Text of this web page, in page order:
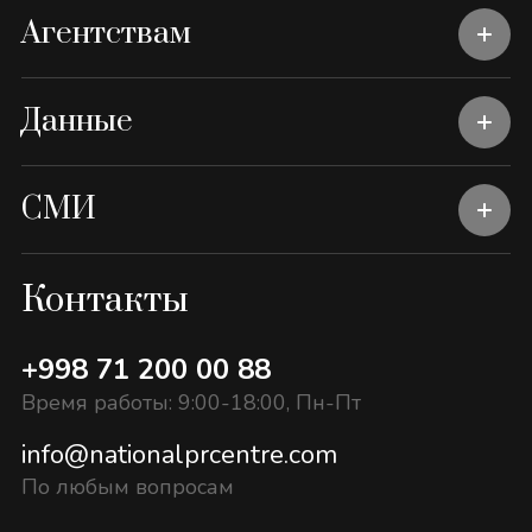
Агентствам
Данные
СМИ
Контакты
+998 71 200 00 88
Время работы: 9:00-18:00, Пн-Пт
info@nationalprcentre.com
По любым вопросам